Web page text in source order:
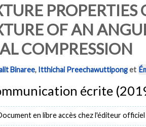
OF AN
COMPRESSION
Binaree, Itthichai Preechawuttiponget
écrite
en libre accès chez l'éditeur officiel